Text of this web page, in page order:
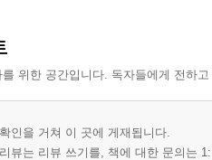
위한 공간입니다. 독자들에게 전하
인을 거쳐 이 곳에 게재됩니다.
뷰는 리뷰 쓰기를, 책에 대한 문의는